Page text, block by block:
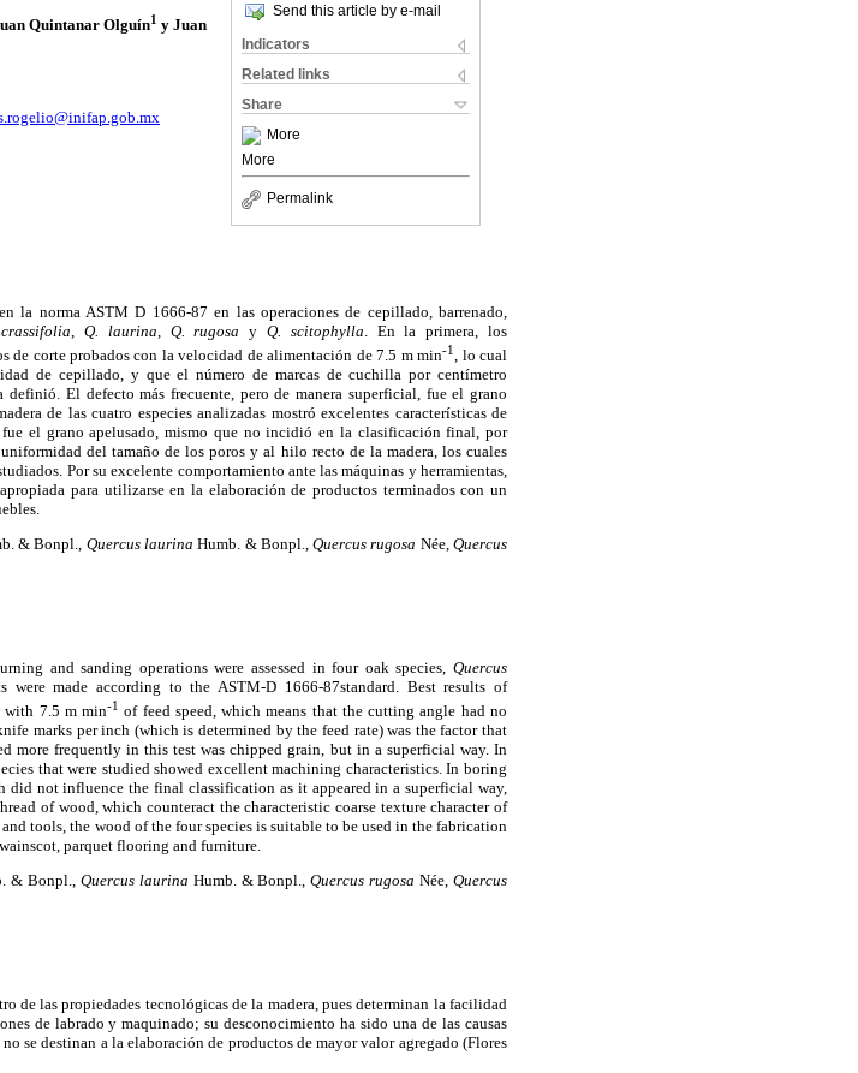
Send this article by e-mail
Indicators
Related links
Share
More
More
Permalink
Quintanar Olguín1 y Juan
la norma ASTM D 1666-87 en las operaciones de cepillado, barrenado,
,Q. laurina, Q. rugosa yQ. scitophylla. En la primera, los
de corte probados con la velocidad de alimentación de 7.5 m min-1
, lo cual
de cepillado, y que el número de marcas de cuchilla por centímetro
El defecto más frecuente, pero de manera superficial, fue el grano
de las cuatro especies analizadas mostró excelentes características de
el grano apelusado, mismo que no incidió en la clasificación final, por
del tamaño de los poros y al hilo recto de la madera, los cuales
Por su excelente comportamiento ante las máquinas y herramientas,
para utilizarse en la elaboración de productos terminados con un
& Bonpl., Quercus laurina Humb. & Bonpl.,Quercus rugosa Née,Quercus
and sanding operations were assessed in four oak species, Quercus
were made according to the ASTM-D 1666-87standard. Best results of
with 7.5 m min-1 of feed speed, which means that the cutting angle had no
marks per inch (which is determined by the feed rate) was the factor that
more frequently in this test was chipped grain, but in a superficial way. In
that were studied showed excellent machining characteristics. In boring
not influence the final classification as it appeared in a superficial way,
of wood, which counteract the characteristic coarse texture character of
tools, the wood of the four species is suitable to be used in the fabrication
parquet flooring and furniture.
& Bonpl., Quercus laurina Humb. & Bonpl.,Quercus rugosa Née,Quercus
de las propiedades tecnológicas de la madera, pues determinan la facilidad
de labrado y maquinado; su desconocimiento ha sido una de las causas
se destinan a la elaboración de productos de mayor valor agregado (Flores